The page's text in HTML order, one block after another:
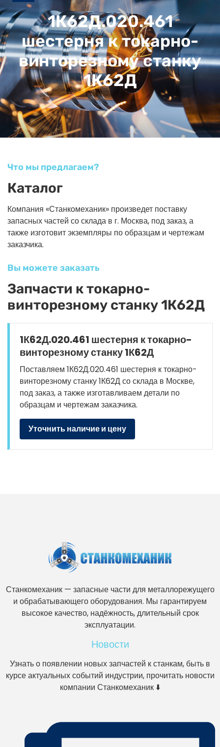
1К62Д.020.461
шестерня к токарно-
винторезному станку
1К62Д
Что мы предлагаем?
Каталог
Компания «Станкомеханик» произведет поставку
запасных частей со склада в г. Москва, под заказ, а
также изготовит экземпляры по образцам и чертежам
заказчика.
Вы можете заказать
Запчасти к токарно-
винторезному станку 1К62Д
1К62Д.020.461 шестерня к токарно-
винторезному станку 1К62Д
Поставляем 1К62Д.020.461 шестерня к токарно-
винторезному станку 1К62Д со склада в Москве,
под заказ, а также изготавливаем детали по
образцам и чертежам заказчика.
Уточнить наличие и цену
Станкомеханик — запасные части для металлорежущего
и обрабатывающего оборудования. Мы гарантируем
высокое качество, надёжность, длительный срок
эксплуатации.
Новости
Узнать о появлении новых запчастей к станкам, быть в
курсе актуальных событий индустрии, прочитать новости
компании Станкомеханик ⬇️